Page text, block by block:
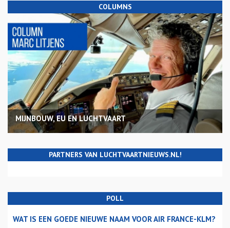
COLUMNS
MIJNBOUW, EU EN LUCHTVAART
PARTNERS VAN LUCHTVAARTNIEUWS.NL!
POLL
WAT IS EEN GOEDE NIEUWE NAAM VOOR AIR FRANCE-KLM?